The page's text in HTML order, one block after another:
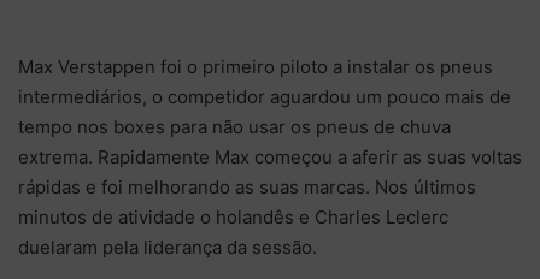
Max Verstappen foi o primeiro piloto a instalar os pneus
intermediários, o competidor aguardou um pouco mais de
tempo nos boxes para não usar os pneus de chuva
extrema. Rapidamente Max começou a aferir as suas voltas
rápidas e foi melhorando as suas marcas. Nos últimos
minutos de atividade o holandês e Charles Leclerc
duelaram pela liderança da sessão.